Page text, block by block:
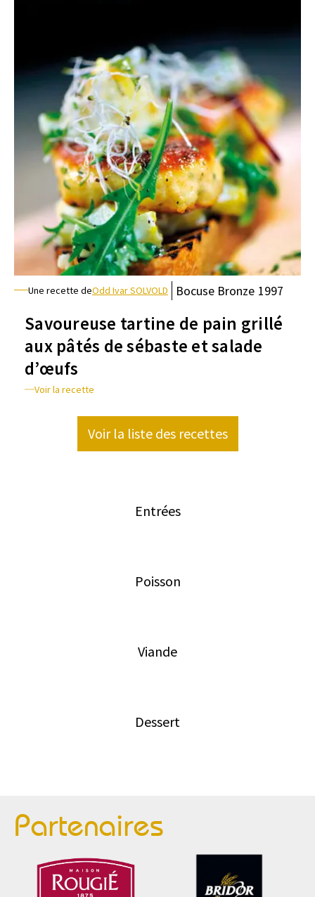
Entrées
Poisson
Viande
Dessert
Une recette deOdd Ivar SOLVOLD Bocuse Bronze 1997
Savoureuse tartine de pain grillé
aux pâtés de sébaste et salade
d’œufs
Voir la recette
Voir la liste des recettes
Partenaires